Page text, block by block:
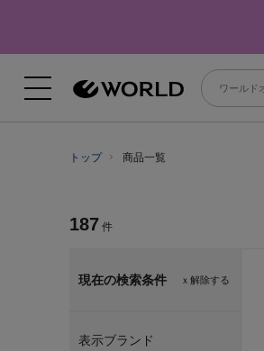
トップ 商品一覧
187 件
ｘ解除する
現在の検索条件
表示ブランド